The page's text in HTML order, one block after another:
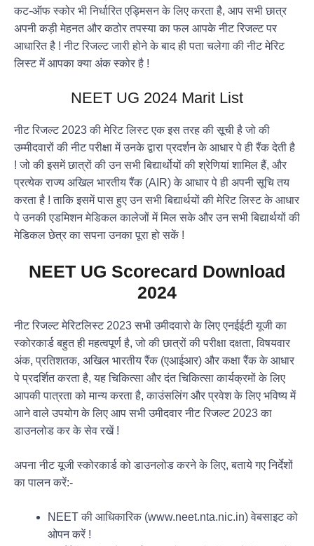
कट-ऑफ स्कोर भी निर्धारित एड्मिसन के लिए करता है, आप सभी छात्र
अपनी कड़ी मेहनत और कठोर तपस्या का फल आपके नीट रिजल्ट पर
आधारित है ! नीट रिजल्ट जारी होने के बाद ही पता चलेगा की नीट मेरिट
लिस्ट में आपका क्या अंक स्कोर है !
NEET UG 2024 Marit List
नीट रिजल्ट 2023 की मेरिट लिस्ट एक इस तरह की सूची है जो की
उम्मीदवारों की नीट परीक्षा में उनके द्वारा प्रदर्शन के आधार पे ही रैंक देती है
! जो की इसमें छात्रों की उन सभी बिद्यार्थोयों की श्रेणियां शामिल हैं, और
प्रत्येक राज्य अखिल भारतीय रैंक (AIR) के आधार पे ही अपनी सूचि तय
करता है ! ताकि इसमें पास हुए उन सभी बिद्यार्थयों की मेरिट लिस्ट के आधार
पे उनकी एडमिशन मेडिकल कालेजों में मिल सके और उन सभी बिद्यार्थयों की
मेडिकल छेत्र का सपना उनका पूरा हो सकें !
NEET UG Scorecard Download
2024
नीट रिजल्ट मेरिटलिस्ट 2023 सभी उमीदवारो के लिए एनईईटी यूजी का
स्कोरकार्ड बहुत ही महत्वपूर्ण है, जो की छात्रों की परीक्षा दक्षता, विषयवार
अंक, प्रतिशतक, अखिल भारतीय रैंक (एआईआर) और कक्षा रैंक के आधार
पे प्रदर्शित करता है, यह चिकित्सा और दंत चिकित्सा कार्यक्रमों के लिए
आपकी पात्रता को मान्य करता है, काउंसलिंग और प्रवेश के लिए भविष्य में
आने वाले उपयोग के लिए आप सभी उमीदवार नीट रिजल्ट 2023 का
डाउनलोड कर के सेव रखें !
अपना नीट यूजी स्कोरकार्ड को डाउनलोड करने के लिए, बताये गए निर्देशों
का पालन करें:-
NEET की आधिकारिक (www.neet.nta.nic.in) वेबसाइट को
ओपन करें !